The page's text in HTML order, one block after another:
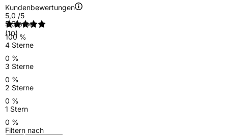
Kundenbewertungen
5,0 /5
(10)
5 Sterne
100 %
4 Sterne
0 %
3 Sterne
0 %
2 Sterne
0 %
1 Stern
0 %
Filtern nach